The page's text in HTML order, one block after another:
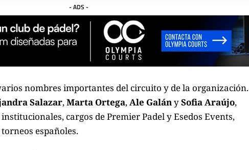
- ADS -
nombres importantes del circuito y de la organización.
Salazar,Marta Ortega,Ale GalánySofia Araújo,
cargos de Premier Padel y Esedos Events,
españoles.